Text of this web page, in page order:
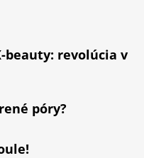
revolúcia v
póry?